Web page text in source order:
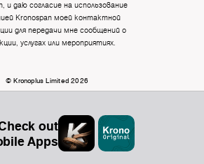
и даю согласие на использование
Kronospan моей контактной
для передачи мне сообщений о
услугах или мероприятиях.
© Kronoplus Limited 2026
out
Apps